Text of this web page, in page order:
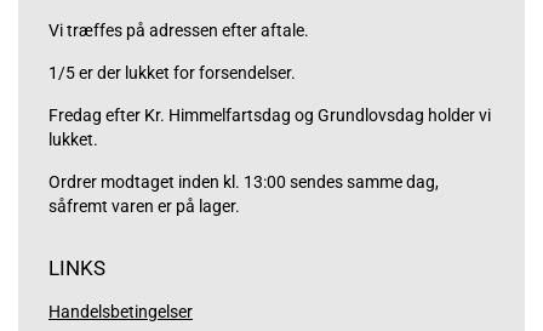
Vi træffes på adressen efter aftale.
1/5 er der lukket for forsendelser.
Fredag efter Kr. Himmelfartsdag og Grundlovsdag holder vi
lukket.
Ordrer modtaget inden kl. 13:00 sendes samme dag,
såfremt varen er på lager.
LINKS
Handelsbetingelser